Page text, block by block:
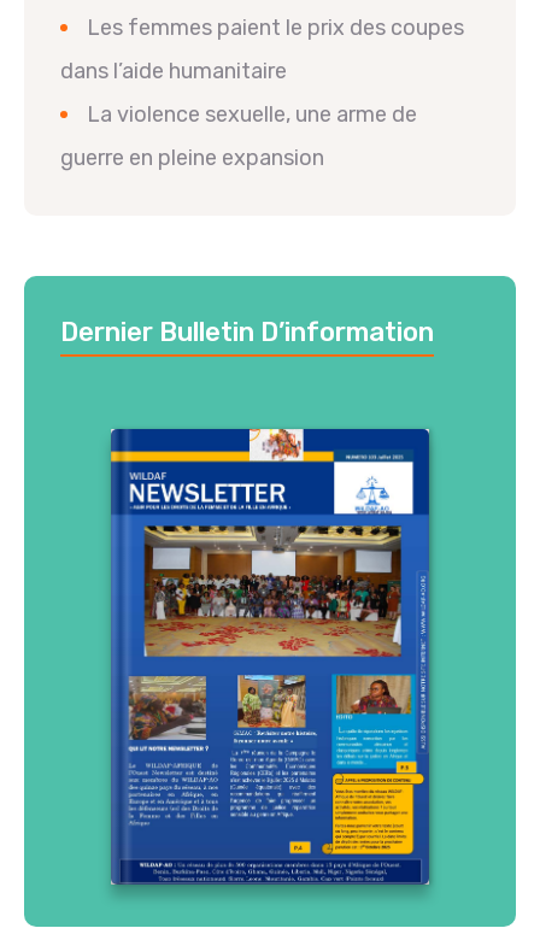
Les femmes paient le prix des coupes
dans l’aide humanitaire
La violence sexuelle, une arme de
guerre en pleine expansion
Dernier Bulletin D’information